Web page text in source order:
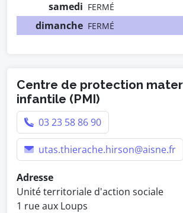
samedi FERMÉ
dimanche FERMÉ
Centre de protection
infantile (PMI)
03 23 58 86 90
utas.thierache.hirson@aisne.fr
Adresse
Unité territoriale d'action sociale
1 rue aux Loups